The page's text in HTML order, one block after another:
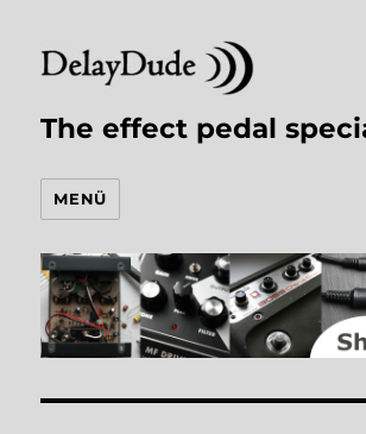
The effect pedal
MENÜ